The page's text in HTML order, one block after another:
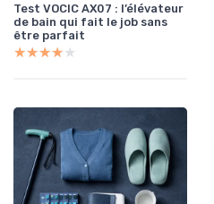
Test VOCIC AX07 : l’élévateur
de bain qui fait le job sans
être parfait
★★★★★
★★★★★